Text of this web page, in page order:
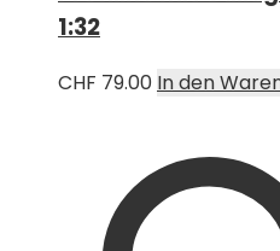
1:32
CHF 79.00 In den